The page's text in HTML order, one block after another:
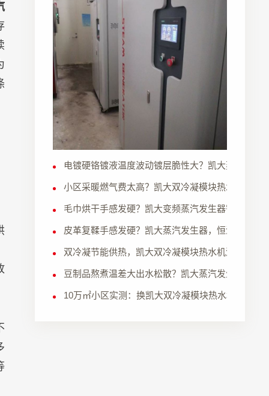
电镀硬铬镀液温度波动镀层脆性大？凯大蒸汽发生
小区采暖燃气费太高？凯大双冷凝模块热水机大幅
毛巾烘干手感发硬？凯大变频蒸汽发生器智能恒温
皮革复鞣手感发硬？凯大蒸汽发生器，恒温鞣出柔
双冷凝节能供热，凯大双冷凝模块热水机酒店采暖
豆制品熬煮温差大出水松散？凯大蒸汽发生器均匀
10万㎡小区实测：换凯大双冷凝模块热水机，供暖